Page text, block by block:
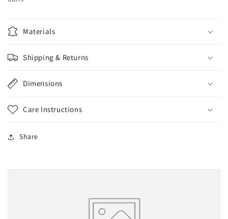
Materials
Shipping & Returns
Dimensions
Care Instructions
Share